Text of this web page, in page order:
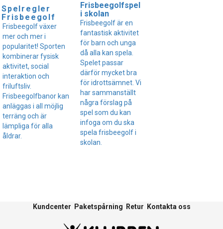
Spelregler
Frisbeegolf
Frisbeegolf växer
mer och mer i
popularitet! Sporten
kombinerar fysisk
aktivitet, social
interaktion och
friluftsliv.
Frisbeegolfbanor kan
anläggas i all möjlig
terräng och är
lämpliga för alla
åldrar.
Frisbeegolfspel
i skolan
Frisbeegolf är en
fantastisk aktivitet
för barn och unga
då alla kan spela.
Spelet passar
därför mycket bra
för idrottsämnet. Vi
har sammanställt
några förslag på
spel som du kan
infoga om du ska
spela frisbeegolf i
skolan.
Kundcenter Paketspårning Retur Kontakta oss